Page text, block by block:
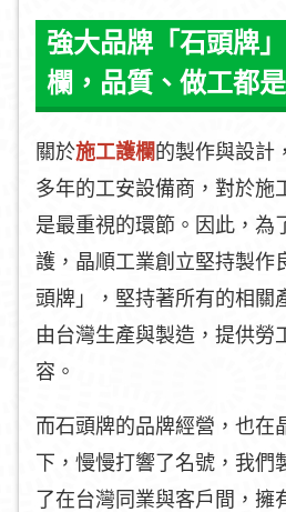
強大品牌「石頭牌
欄，品質、做工都
關於施工護欄 的製作與設計
多年的工安設備商，對於施
是最重視的環節。因此，為
護，晶順工業創立堅持製作
頭牌」，堅持著所有的相關
由台灣生產與製造，提供勞
容。
而石頭牌的品牌經營，也在
下，慢慢打響了名號，我
了在台灣同業與客戶間，擁